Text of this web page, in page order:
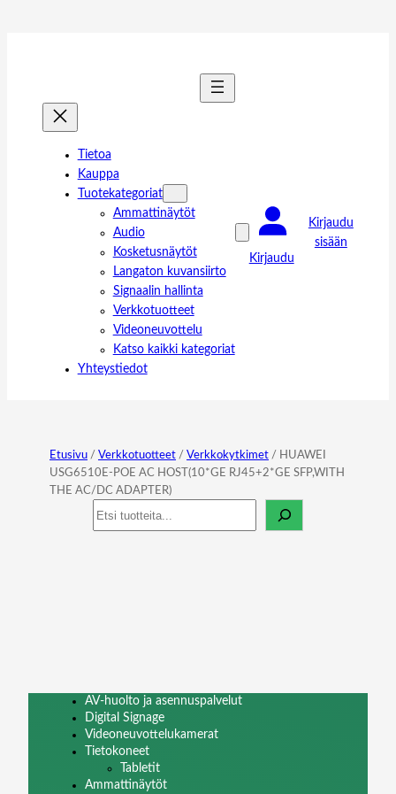
Tietoa
Kauppa
Tuotekategoriat
Ammattinäytöt
Audio
Kosketusnäytöt
Langaton kuvansiirto
Signaalin hallinta
Verkkotuotteet
Videoneuvottelu
Katso kaikki kategoriat
Yhteystiedot
Kirjaudu
Kirjaudu
sisään
Etusivu / Verkkotuotteet / Verkkokytkimet / HUAWEI
USG6510E-POE AC HOST(10*GE RJ45+2*GE SFP,WITH
THE AC/DC ADAPTER)
Haku
AV-huolto ja asennuspalvelut
Digital Signage
Videoneuvottelukamerat
Tietokoneet
Tabletit
Ammattinäytöt